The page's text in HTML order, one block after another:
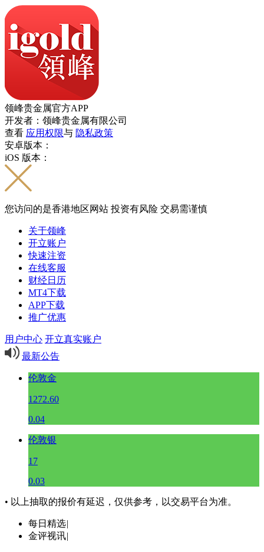
领峰贵金属官方APP
开发者：领峰贵金属有限公司
查看 应用权限与 隐私政策
安卓版本：
iOS 版本：
您访问的是香港地区网站 投资有风险 交易需谨慎
关于领峰
开立账户
快速注资
在线客服
财经日历
MT4下载
APP下载
推广优惠
用户中心 开立真实账户
最新公告
伦敦金
1272.60
0.04
伦敦银
17
0.03
• 以上抽取的报价有延迟，仅供参考，以交易平台为准。
每日精选|
金评视讯|